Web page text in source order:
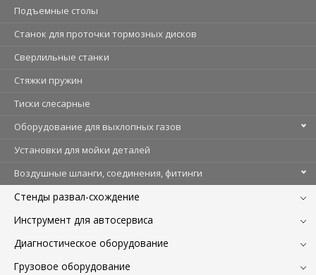
Подъемные столы
Станок для проточки тормозных дисков
Сверлильные станки
Стяжки пружин
Тиски слесарные
Оборудование для выхлопных газов
Установки для мойки деталей
Воздушные шланги, соединения, фитинги
Стенды развал-схождение
Инструмент для автосервиса
Диагностическое оборудование
Грузовое оборудование